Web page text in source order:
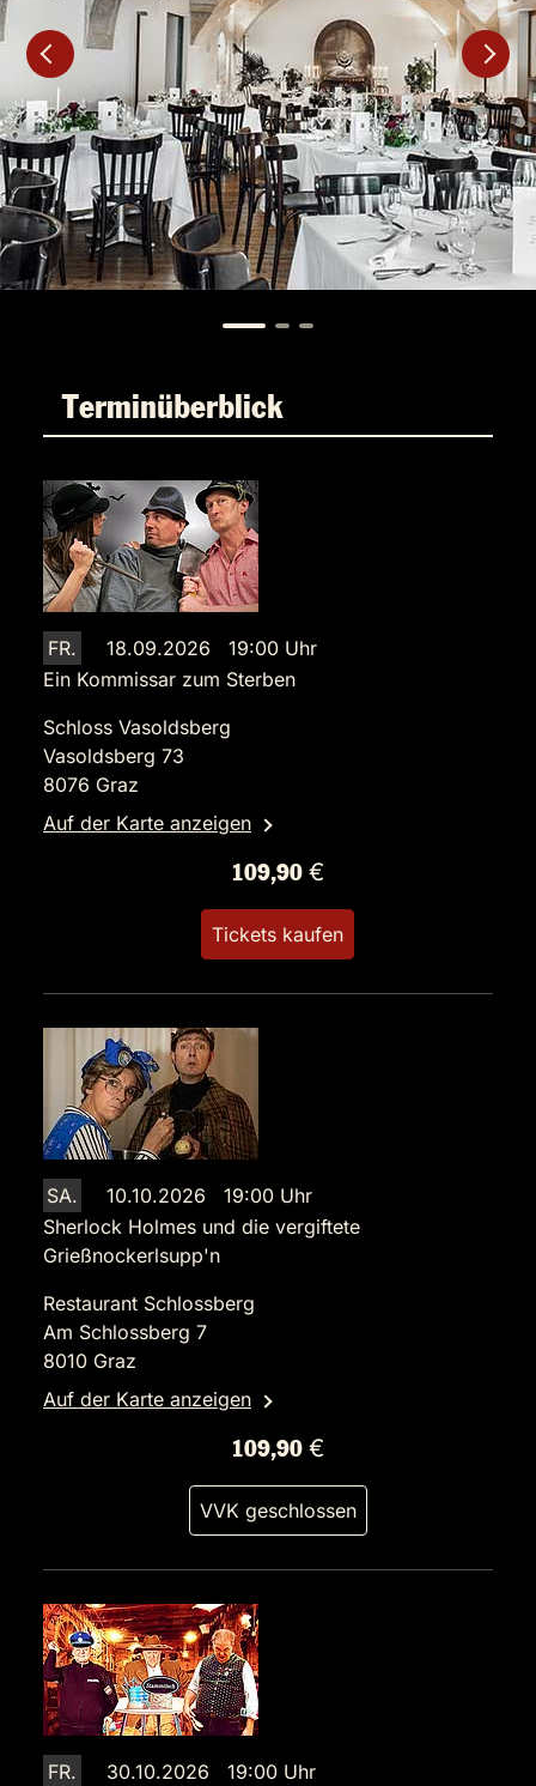
Terminüberblick
FR.
18.09.2026 19:00 Uhr
Ein Kommissar zum Sterben
Schloss Vasoldsberg
Vasoldsberg 73
8076 Graz
Auf der Karte anzeigen
109,90 €
Tickets kaufen
SA.
10.10.2026 19:00 Uhr
Sherlock Holmes und die vergiftete
Grießnockerlsupp'n
Restaurant Schlossberg
Am Schlossberg 7
8010 Graz
Auf der Karte anzeigen
109,90 €
VVK geschlossen
FR.
30.10.2026 19:00 Uhr